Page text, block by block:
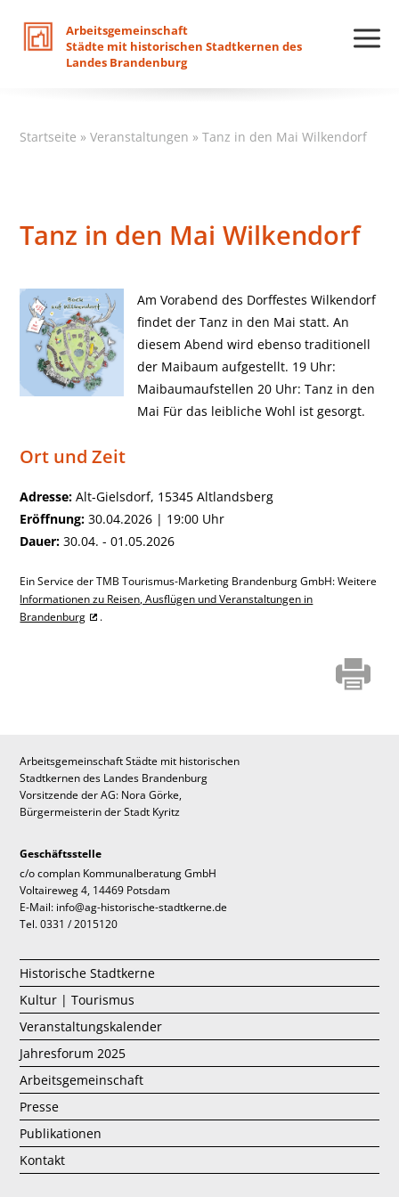
Arbeitsgemeinschaft
Städte mit historischen Stadtkernen des
Landes Brandenburg
Startseite »Veranstaltungen »Tanz in den Mai Wilkendorf
Tanz in den Mai Wilkendorf
Am Vorabend des Dorffestes Wilkendorf
findet der Tanz in den Mai statt. An
diesem Abend wird ebenso traditionell
der Maibaum aufgestellt. 19 Uhr:
Maibaumaufstellen 20 Uhr: Tanz in den
Mai Für das leibliche Wohl ist gesorgt.
Ort und Zeit
Adresse: Alt-Gielsdorf, 15345 Altlandsberg
Eröffnung: 30.04.2026 | 19:00 Uhr
Dauer: 30.04. - 01.05.2026
Ein Service der TMB Tourismus-Marketing Brandenburg GmbH: Weitere
Informationen zu Reisen, Ausflügen und Veranstaltungen in
Brandenburg
.
Arbeitsgemeinschaft Städte mit historischen
Stadtkernen des Landes Brandenburg
Vorsitzende der AG: Nora Görke,
Bürgermeisterin der Stadt Kyritz
Geschäftsstelle
c/o complan Kommunalberatung GmbH
Voltaireweg 4, 14469 Potsdam
E-Mail: info@ag-historische-stadtkerne.de
Tel. 0331 / 2015120
Historische Stadtkerne
Kultur | Tourismus
Veranstaltungskalender
Jahresforum 2025
Arbeitsgemeinschaft
Presse
Publikationen
Kontakt